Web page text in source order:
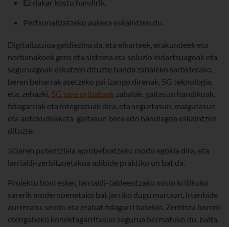
Ez dakar kostu handirik.
Pertsonalizatzeko aukera eskaintzen du.
Digitalizazioa geldiezina da, eta elkarteek, erakundeek eta
norbanakoek gero eta sistema eta soluzio indartsuagoak eta
seguruagoak eskatzen dituzte banda zabaleko sarbiderako,
beren beharrak asetzeko gai izango direnak. 5G teknologia,
eta, zehazki, 5G sare pribatuak zabalak, gaitasun handikoak,
fidagarriak eta integratuak dira, eta segurtasun, malgutasun
eta autokudeaketa-gaitasun bera edo handiagoa eskaintzen
dituzte.
5Garen potentziala aprobetxatzeko modu egokia dira, eta
larrialdi-zerbitzuetakoa adibide praktiko on bat da.
Proiektu honi esker, larrialdi-taldeentzako misio kritikoko
sarerik modernoenetako bat jarriko dugu martxan, irtenbide
aurreratu, sendo eta erabat fidagarri batekin. Zerbitzu horrek
etengabeko konektagarritasun segurua bermatuko du, baita